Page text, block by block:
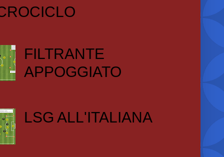
FILTRANTE
APPOGGIATO
LSG ALL'ITALIANA